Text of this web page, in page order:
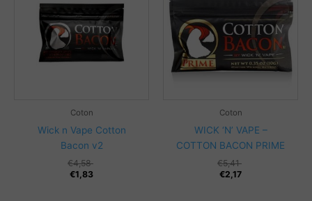
Coton
Wick n Vape Cotton
Bacon v2
€4,58
€1,83
Coton
WICK ‘N’ VAPE –
COTTON BACON PRIME
€5,41
€2,17